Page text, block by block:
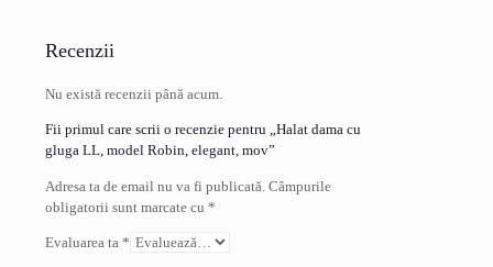
Recenzii
Nu există recenzii până acum.
Fii primul care scrii o recenzie pentru „Halat dama cu
gluga LL, model Robin, elegant, mov”
Adresa ta de email nu va fi publicată. Câmpurile
obligatorii sunt marcate cu *
Evaluarea ta *